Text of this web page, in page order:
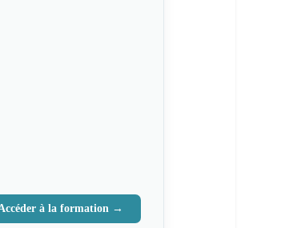
à la formation →